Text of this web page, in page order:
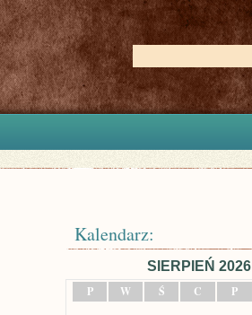
Kalendarz:
SIERPIEŃ 2026
P
W Ś C P